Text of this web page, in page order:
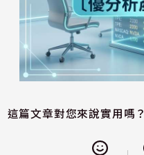
這篇文章對您來說實用嗎？